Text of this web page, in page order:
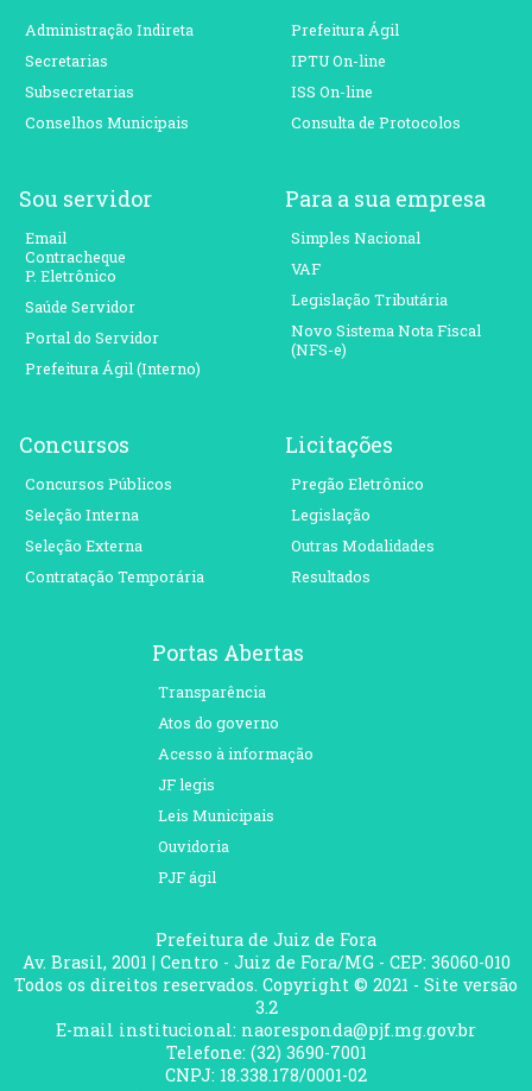
Administração Indireta
Secretarias
Subsecretarias
Conselhos Municipais
Prefeitura Ágil
IPTU On-line
ISS On-line
Consulta de Protocolos
Sou servidor
Email
Contracheque
P. Eletrônico
Saúde Servidor
Portal do Servidor
Prefeitura Ágil (Interno)
Para a sua empresa
Simples Nacional
VAF
Legislação Tributária
Novo Sistema Nota Fiscal
(NFS-e)
Concursos
Concursos Públicos
Seleção Interna
Seleção Externa
Contratação Temporária
Licitações
Pregão Eletrônico
Legislação
Outras Modalidades
Resultados
Portas Abertas
Transparência
Atos do governo
Acesso à informação
JF legis
Leis Municipais
Ouvidoria
PJF ágil
Prefeitura de Juiz de Fora
Av. Brasil, 2001 | Centro - Juiz de Fora/MG - CEP: 36060-010
Todos os direitos reservados. Copyright © 2021 - Site versão
3.2
E-mail institucional: naoresponda@pjf.mg.gov.br
Telefone: (32) 3690-7001
CNPJ: 18.338.178/0001-02